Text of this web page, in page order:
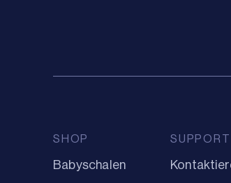
SHOP
Babyschalen
SUPPORT